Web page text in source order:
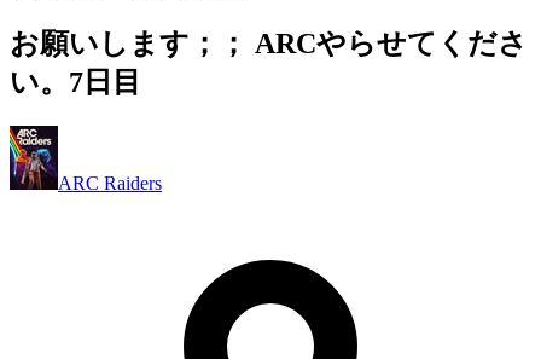
お願いします；； ARCやらせてくださ
い。7日目
ARC Raiders